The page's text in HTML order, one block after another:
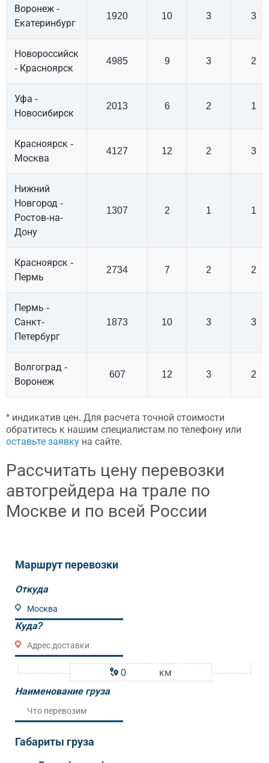
Воронеж -
Екатеринбург
1920 10 3 3
Новороссийск
- Красноярск
4985 9 3 2
Уфа -
Новосибирск
2013 6 2 1
Красноярск -
Москва
4127 12 2 3
Нижний
Новгород -
Ростов-на-
Дону
1307 2 1 1
Красноярск -
Пермь
2734 7 2 2
Пермь -
Санкт-
Петербург
1873 10 3 3
Волгоград -
Воронеж
607 12 3 2
* индикатив цен. Для расчета точной стоимости
обратитесь к нашим специалистам по телефону или
оставьте заявку на сайте.
Рассчитать цену перевозки
автогрейдера на трале по
Москве и по всей России
Маршрут перевозки
Откуда
Куда?
км
Наименование груза
Габариты груза